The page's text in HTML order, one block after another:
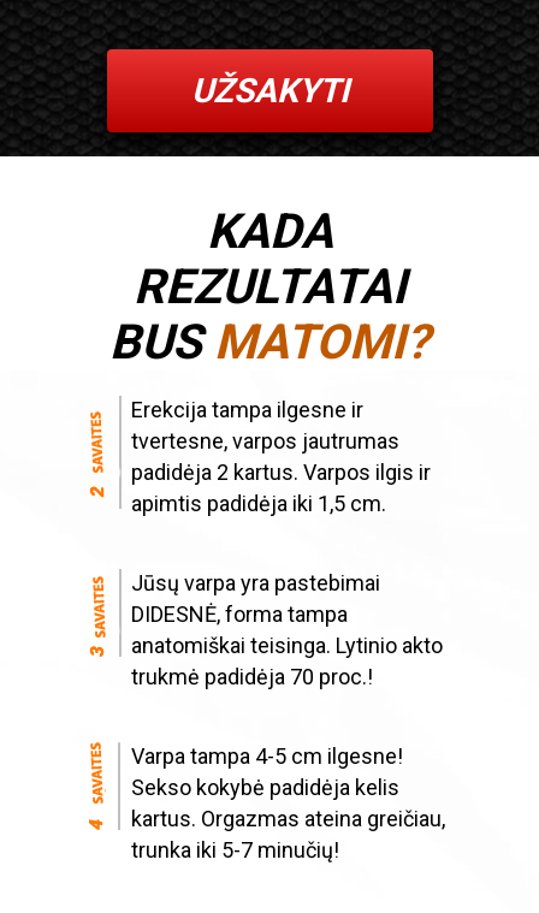
UŽSAKYTI
KADA
REZULTATAI
BUSMATOMI?
Erekcija tampa ilgesne ir
tvertesne, varpos jautrumas
padidėja 2 kartus. Varpos ilgis ir
apimtis padidėja iki 1,5 cm.
Jūsų varpa yra pastebimai
DIDESNĖ, forma tampa
anatomiškai teisinga. Lytinio akto
trukmė padidėja 70 proc.!
Varpa tampa 4-5 cm ilgesne!
Sekso kokybė padidėja kelis
kartus. Orgazmas ateina greičiau,
trunka iki 5-7 minučių!